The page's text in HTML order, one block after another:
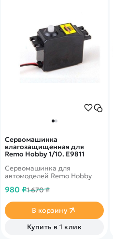
Сервомашинка
влагозащищенная для
Remo Hobby 1/10. E9811
Сервомашинка для
автомоделей Remo Hobby
980 ₽1 670 ₽
В корзину
Купить в 1 клик